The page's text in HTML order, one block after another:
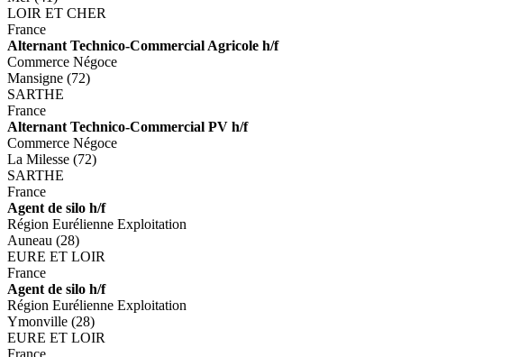
LOIR ET CHER
France
Alternant Technico-Commercial Agricole h/f
Commerce Négoce
Mansigne (72)
SARTHE
France
Alternant Technico-Commercial PV h/f
Commerce Négoce
La Milesse (72)
SARTHE
France
Agent de silo h/f
Région Eurélienne Exploitation
Auneau (28)
EURE ET LOIR
France
Agent de silo h/f
Région Eurélienne Exploitation
Ymonville (28)
EURE ET LOIR
France